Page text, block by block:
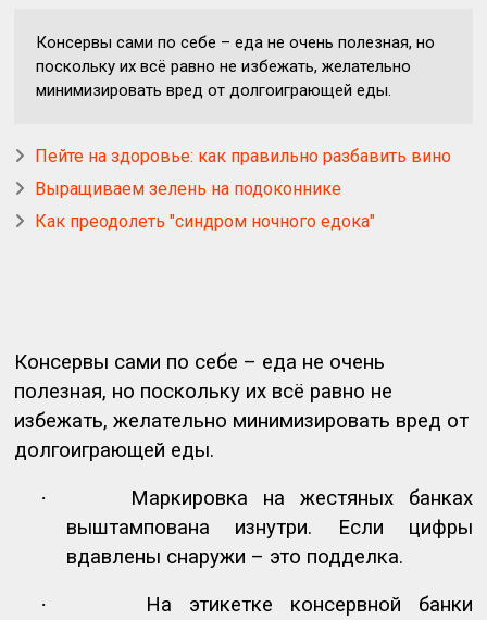
Консервы сами по себе – еда не очень полезная, но
поскольку их всё равно не избежать, желательно
минимизировать вред от долгоиграющей еды.
Пейте на здоровье: как правильно разбавить вино
Выращиваем зелень на подоконнике
Как преодолеть "синдром ночного едока"
Консервы сами по себе – еда не очень
полезная, но поскольку их всё равно не
избежать, желательно минимизировать вред от
долгоиграющей еды.
·
Маркировка на жестяных банках
выштампована изнутри. Если цифры
вдавлены снаружи – это подделка.
·
На этикетке консервной банки